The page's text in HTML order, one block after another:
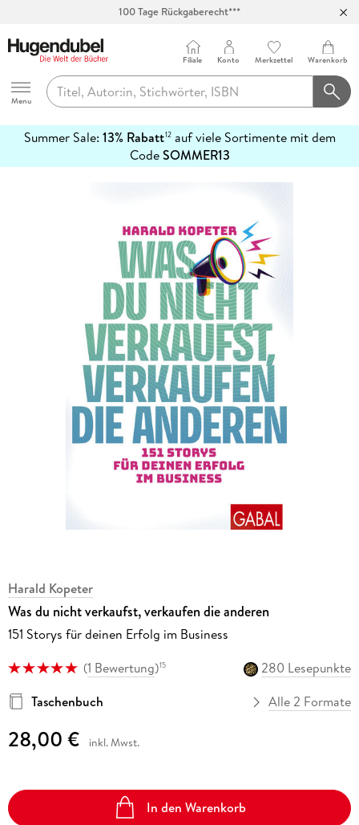
100 Tage Rückgaberecht***
Hugendubel
Menu
Filiale Konto Merkzettel Warenkorb
Summer Sale: 13% Rabatt12auf viele Sortimente mit dem
CodeSOMMER13
erfahren
Harald Kopeter
Was du nicht verkaufst, verkaufen die anderen
151 Storys für deinen Erfolg im Business
(1 Bewertung)15
280 Lesepunkte
Taschenbuch
Alle 2 Formate
28,00 € inkl. Mwst.
In den Warenkorb